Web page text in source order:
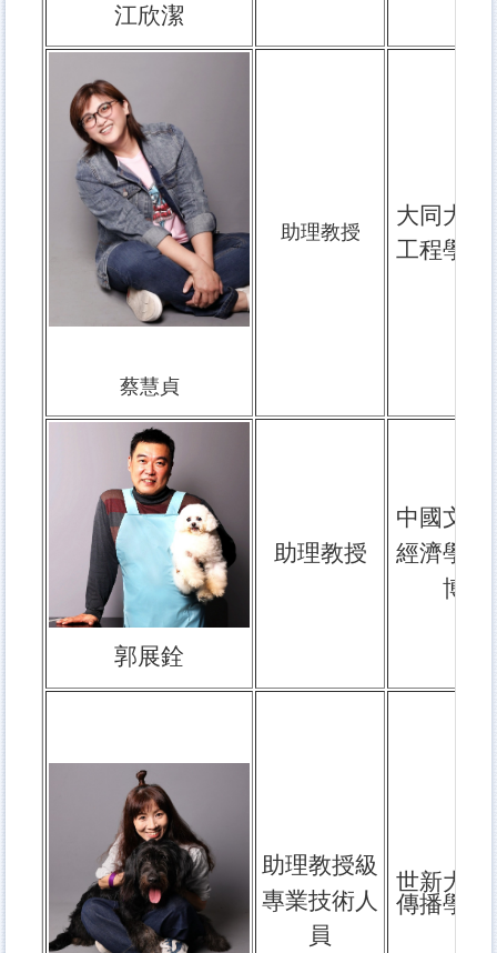
江欣潔
蔡慧貞
助理教授
大同大學
工程學系
郭展銓
助理教授
中國文化
經濟學研
博士
助理教授級
專業技術人
員
世新大學
傳播學系